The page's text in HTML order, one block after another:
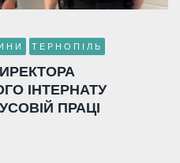
ТЕРНОПІЛЬ
ІНТЕРНАТУ
ПРАЦІ